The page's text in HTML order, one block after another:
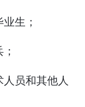
生；
人员和其他人